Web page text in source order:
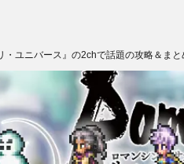
ユニバース』の2chで話題の攻略＆